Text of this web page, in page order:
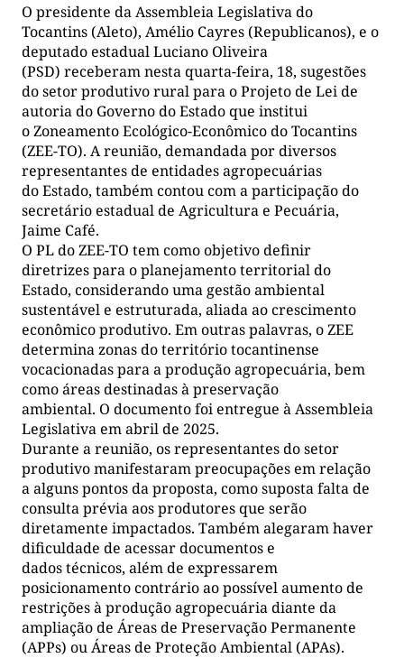
O presidente da Assembleia Legislativa do
Tocantins (Aleto), Amélio Cayres (Republicanos), e o
deputado estadual Luciano Oliveira
(PSD) receberam nesta quarta-feira, 18, sugestões
do setor produtivo rural para o Projeto de Lei de
autoria do Governo do Estado que institui
o Zoneamento Ecológico-Econômico do Tocantins
(ZEE-TO). A reunião, demandada por diversos
representantes de entidades agropecuárias
do Estado, também contou com a participação do
secretário estadual de Agricultura e Pecuária,
Jaime Café.
O PL do ZEE-TO tem como objetivo definir
diretrizes para o planejamento territorial do
Estado, considerando uma gestão ambiental
sustentável e estruturada, aliada ao crescimento
econômico produtivo. Em outras palavras, o ZEE
determina zonas do território tocantinense
vocacionadas para a produção agropecuária, bem
como áreas destinadas à preservação
ambiental. O documento foi entregue à Assembleia
Legislativa em abril de 2025.
Durante a reunião, os representantes do setor
produtivo manifestaram preocupações em relação
a alguns pontos da proposta, como suposta falta de
consulta prévia aos produtores que serão
diretamente impactados. Também alegaram haver
dificuldade de acessar documentos e
dados técnicos, além de expressarem
posicionamento contrário ao possível aumento de
restrições à produção agropecuária diante da
ampliação de Áreas de Preservação Permanente
(APPs) ou Áreas de Proteção Ambiental (APAs).